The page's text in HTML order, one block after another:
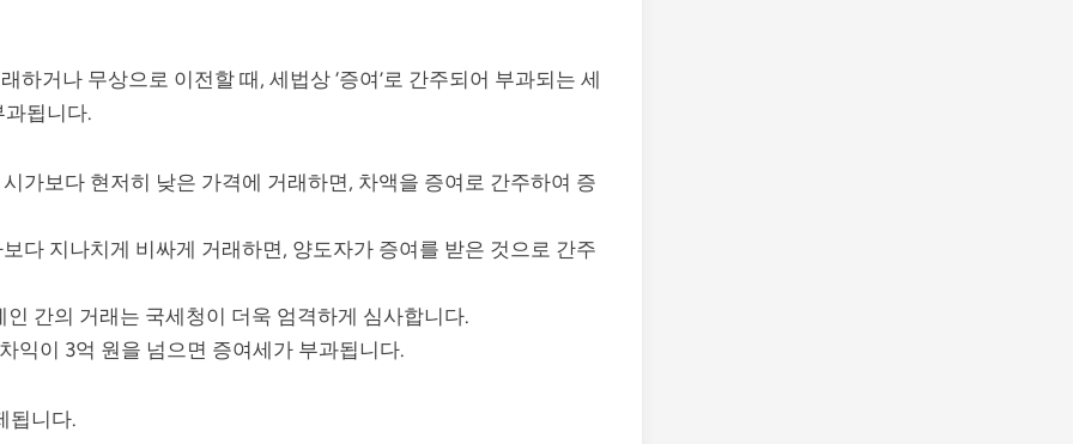
거나 무상으로 이전할 때, 세법상 ‘증여’로 간주되어 부과되는 세
됩니다.
가보다 현저히 낮은 가격에 거래하면, 차액을 증여로 간주하여 증
다 지나치게 비싸게 거래하면, 양도자가 증여를 받은 것으로 간주
인 간의 거래는 국세청이 더욱 엄격하게 심사합니다.
익이 3억 원을 넘으면 증여세가 부과됩니다.
됩니다.